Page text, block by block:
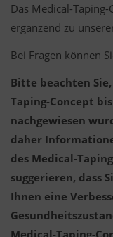
Das Medical-
ergänzend zu
Bei Fragen können
Bitte beachten
Taping-Concept
nachgewiesen
daher
des Medical-
suggerieren, dass
Ihnen eine
Medical-Taping-